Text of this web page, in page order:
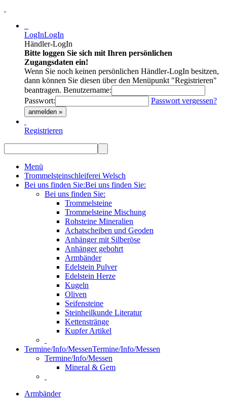
LogInLogIn
Händler-LogIn
Bitte loggen Sie sich mit Ihren persönlichen
Zugangsdaten ein!
Wenn Sie noch keinen persönlichen Händler-LogIn besitzen,
dann können Sie diesen über den Menüpunkt "Registrieren"
beantragen. Benutzername:
Passwort:
Passwort vergessen?
anmelden »
Registrieren
Menü
Trommelsteinschleiferei Welsch
Bei uns finden Sie:Bei uns finden Sie:
Bei uns finden Sie:
Trommelsteine
Trommelsteine Mischung
Rohsteine Mineralien
Achatscheiben und Geoden
Anhänger mit Silberöse
Anhänger gebohrt
Armbänder
Edelstein Pulver
Edelstein Herze
Kugeln
Oliven
Seifensteine
Steinheilkunde Literatur
Kettenstränge
Kupfer Artikel
Termine/Info/MessenTermine/Info/Messen
Termine/Info/Messen
Mineral & Gem
Armbänder